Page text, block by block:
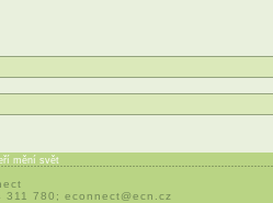
mění svět
311 780; econnect@ecn.cz